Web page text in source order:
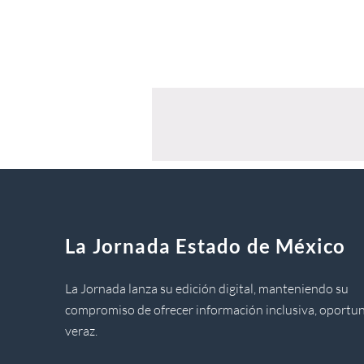
La Jornada Estado de México
La Jornada lanza su edición digital, manteniendo su
compromiso de ofrecer información inclusiva,
veraz.